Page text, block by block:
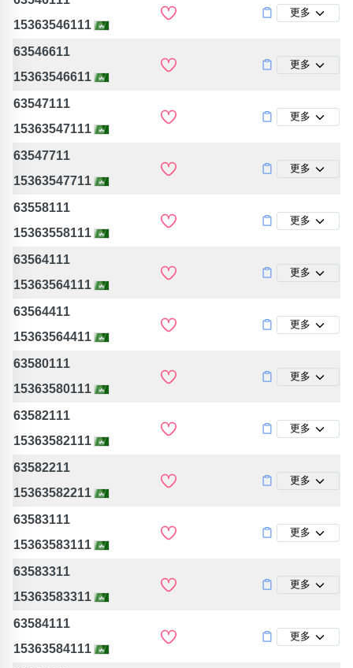
15363546111
更多
63546611
15363546611
更多
63547111
15363547111
更多
63547711
15363547711
更多
63558111
15363558111
更多
63564111
15363564111
更多
63564411
15363564411
更多
63580111
15363580111
更多
63582111
15363582111
更多
63582211
15363582211
更多
63583111
15363583111
更多
63583311
15363583311
更多
63584111
15363584111
更多